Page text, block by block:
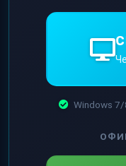
Windows